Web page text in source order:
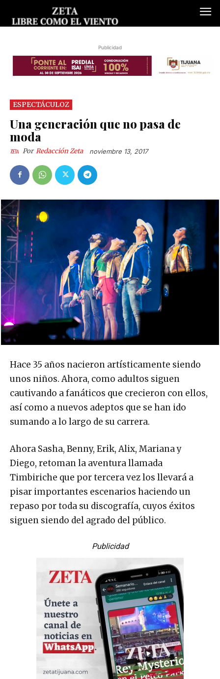
Publicidad
ESPECTÁCULOZ
Una generación que no pasa de
moda
Por Redacción Zeta noviembre 13, 2017
Hace 35 años nacieron artísticamente siendo
unos niños. Ahora, como adultos siguen
cautivando a fanáticos que crecieron con ellos,
así como a nuevos adeptos que se han ido
sumando a lo largo de su carrera.
Ahora Sasha, Benny, Erik, Alix, Mariana y
Diego, retoman la aventura llamada
Timbiriche que por tercera vez los llevará a
pisar importantes escenarios haciendo un
repaso por toda su discografía, cuyos éxitos
siguen siendo del agrado del público.
Publicidad